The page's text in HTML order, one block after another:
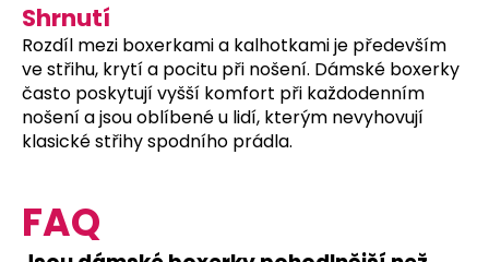
Shrnutí
Rozdíl mezi boxerkami a kalhotkami je především
ve střihu, krytí a pocitu při nošení. Dámské boxerky
často poskytují vyšší komfort při každodenním
nošení a jsou oblíbené u lidí, kterým nevyhovují
klasické střihy spodního prádla.
FAQ